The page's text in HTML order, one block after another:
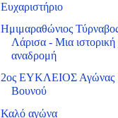
Ευχαριστήριο
Ημιμαραθώνιος
Λάρισα - Μια ιστορική
αναδρομή
2ος ΕΥΚΛΕΙΟΣ Αγώνας
Βουνού
Καλό αγώνα